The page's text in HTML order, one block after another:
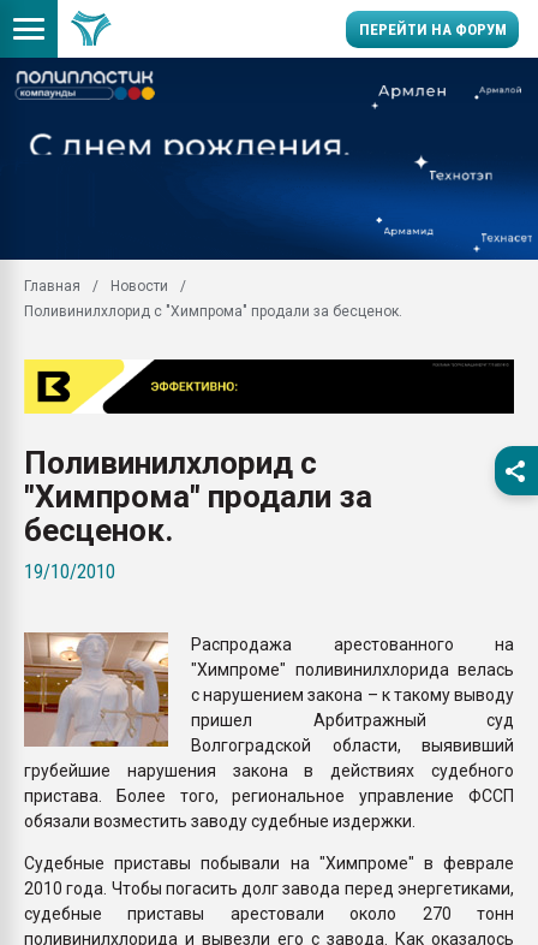
ПЕРЕЙТИ НА ФОРУМ
Вакуум-формовочные
ближайшее
28.07.2026
бутылок
Материал
вакуумного
Главная
Новости
Поливинилхлорид с "Химпрома" продали за бесценок.
Поливинилхлорид с
"Химпрома" продали за
бесценок.
19/10/2010
Распродажа арестованного на
"Химпроме" поливинилхлорида велась
с нарушением закона – к такому выводу
пришел Арбитражный суд
Волгоградской области, выявивший
грубейшие нарушения закона в действиях судебного
пристава. Более того, региональное управление ФССП
обязали возместить заводу судебные издержки.
Судебные приставы побывали на "Химпроме" в феврале
2010 года. Чтобы погасить долг завода перед энергетиками,
судебные приставы арестовали около 270 тонн
поливинилхлорида и вывезли его с завода. Как оказалось